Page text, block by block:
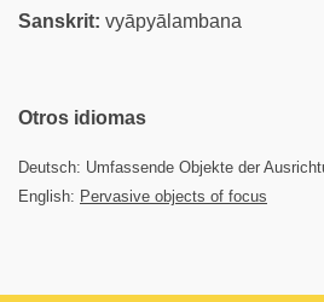
Sanskrit: vyāpyālambana
Otros idiomas
Deutsch: Umfassende Objekte der
English: Pervasive objects of focus